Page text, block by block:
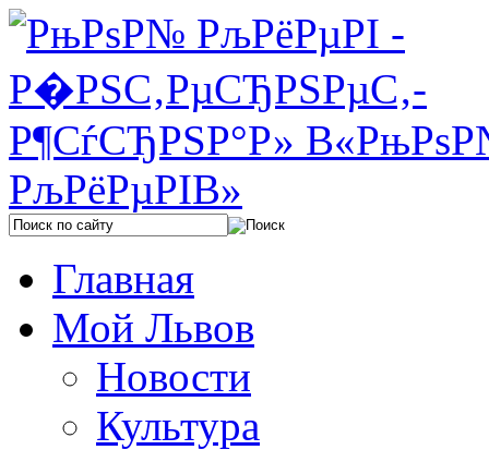
Главная
Мой Львов
Новости
Культура